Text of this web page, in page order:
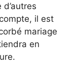
il est
mariage
en